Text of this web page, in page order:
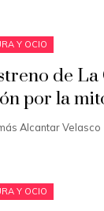
Y OCIO
de
por la
Alcantar Velasco
Y OCIO